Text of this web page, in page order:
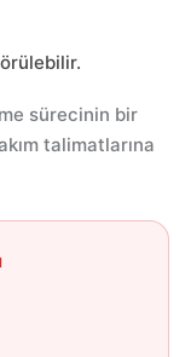
sürecinin bir
talimatlarına